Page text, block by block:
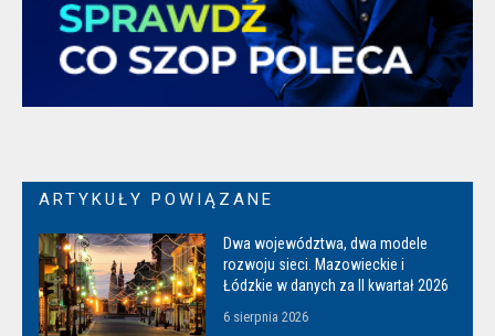
ARTYKUŁY POWIĄZANE
Dwa województwa, dwa modele
rozwoju sieci. Mazowieckie i
Łódzkie w danych za II kwartał 2026
6 sierpnia 2026